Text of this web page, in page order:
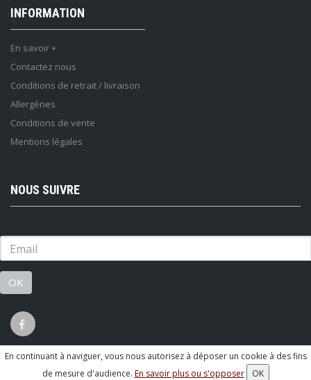
INFORMATION
En savoir +
Contactez nous
Conditions de retrait / livraison
Allergènes
Conditions de vente
Mentions légales
NOUS SUIVRE
OK
© 2026 - Logiciel
SaasFood - Logiciel de gestion de commande sur
En continuant à naviguer, vous nous autorisez à déposer un cookie à des fins
de mesure d'audience. En savoir plus ou s'opposer OK